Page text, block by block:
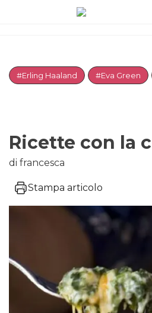
#Erling Haaland #Eva Green
Ricette con la
di francesca
Stampa articolo